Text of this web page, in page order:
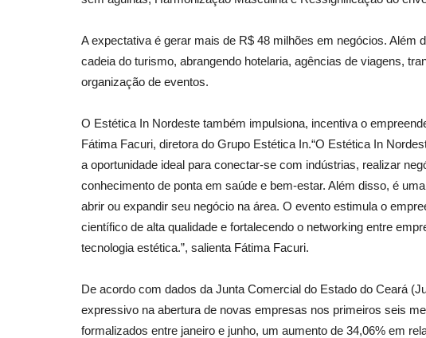
A expectativa é gerar mais de R$ 48 milhões em negócios. Além
cadeia do turismo, abrangendo hotelaria, agências de viagens,
organização de eventos.
O Estética In Nordeste também impulsiona, incentiva o
Fátima Facuri, diretora do Grupo Estética In.“O Estética In
a oportunidade ideal para conectar-se com indústrias, realizar
conhecimento de ponta em saúde e bem-estar. Além disso, é
abrir ou expandir seu negócio na área. O evento estimula o
científico de alta qualidade e fortalecendo o networking entre
tecnologia estética.”, salienta Fátima Facuri.
De acordo com dados da Junta Comercial do Estado do Ceará
expressivo na abertura de novas empresas nos primeiros seis
formalizados entre janeiro e junho, um aumento de 34,06% em